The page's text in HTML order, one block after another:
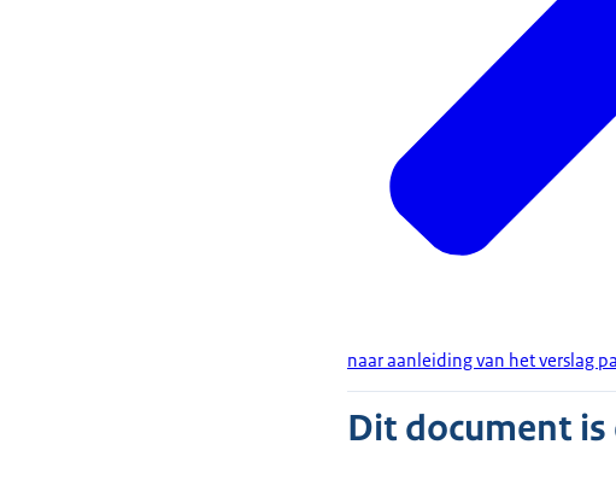
naar aanleiding van het verslag
Dit document